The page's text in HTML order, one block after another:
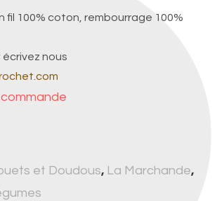
fil 100% coton, rembourrage 100%
nous
et Doudous, La Marchande,